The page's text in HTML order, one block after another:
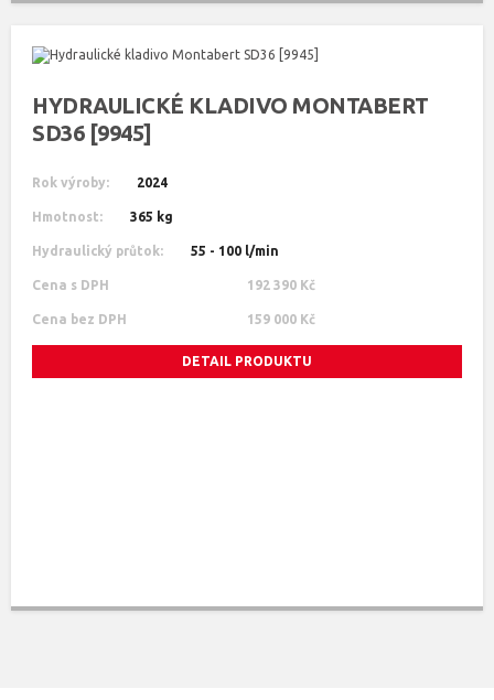
HYDRAULICKÉ KLADIVO MONTABERT
SD36 [9945]
Rok výroby: 2024
Hmotnost: 365 kg
Hydraulický průtok: 55 - 100 l/min
Cena s DPH 192 390 Kč
Cena bez DPH 159 000 Kč
DETAIL PRODUKTU